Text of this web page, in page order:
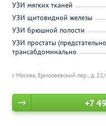
г. Москва, Ермолаевский пер., д.
УЗИ мягких тканей
УЗИ щитовидной железы
УЗИ брюшной полости
УЗИ простаты
трансабдоминально
+7